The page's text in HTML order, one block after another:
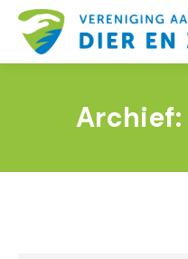
Archief: